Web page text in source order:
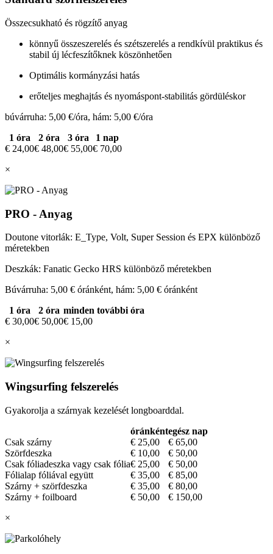
Összecsukható és rögzítő anyag
könnyű összeszerelés és szétszerelés a rendkívül praktikus és
stabil új lécfeszítőknek köszönhetően
Optimális kormányzási hatás
erőteljes meghajtás és nyomáspont-stabilitás gördüléskor
búvárruha: 5,00 €/óra, hám: 5,00 €/óra
1 óra
2 óra 3 óra
1 nap
€ 24,00€ 48,00€ 55,00€ 70,00
×
PRO - Anyag
Doutone vitorlák: E_Type, Volt, Super Session és EPX különböző
méretekben
Deszkák: Fanatic Gecko HRS különböző méretekben
Búvárruha: 5,00 € óránként, hám: 5,00 € óránként
1 óra
2 óra minden további óra
€ 30,00€ 50,00€ 15,00
×
Wingsurfing felszerelés
Gyakorolja a szárnyak kezelését longboarddal.
óránkéntegész nap
Csak szárny
€ 25,00
€ 65,00
Szörfdeszka
€ 10,00
€ 50,00
Csak fóliadeszka vagy csak fólia€ 25,00
€ 50,00
Fólialap fóliával együtt
€ 35,00
€ 85,00
Szárny + szörfdeszka
€ 35,00
€ 80,00
Szárny + foilboard
€ 50,00
€ 150,00
×